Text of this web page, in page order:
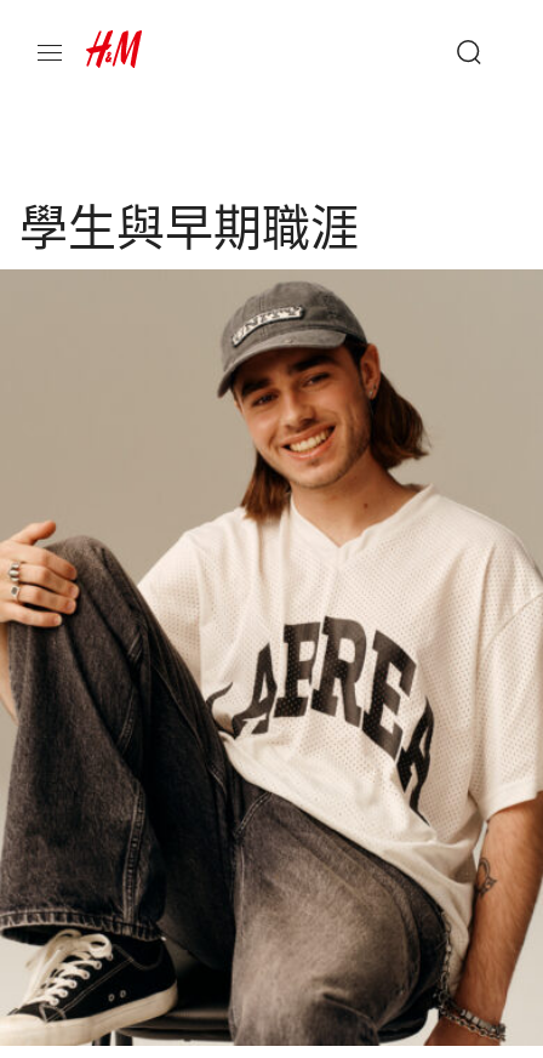
學生與早期職涯